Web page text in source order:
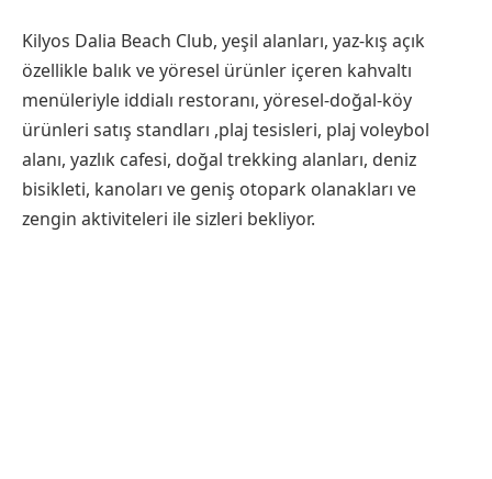
Kilyos Dalia Beach Club, yeşil alanları, yaz-kış açık
özellikle balık ve yöresel ürünler içeren kahvaltı
menüleriyle iddialı restoranı, yöresel-doğal-köy
ürünleri satış standları ,plaj tesisleri, plaj voleybol
alanı, yazlık cafesi, doğal trekking alanları, deniz
bisikleti, kanoları ve geniş otopark olanakları ve
zengin aktiviteleri ile sizleri bekliyor.